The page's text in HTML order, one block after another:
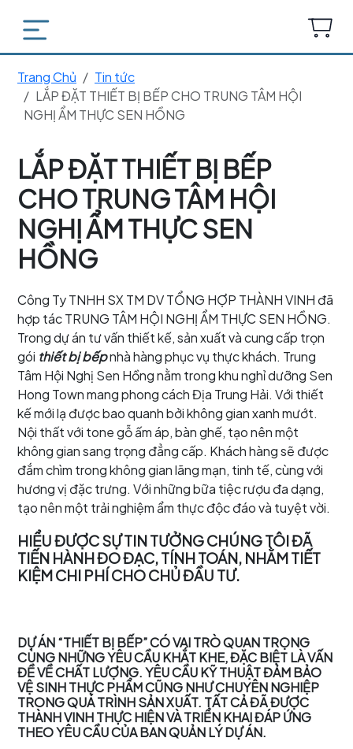
Trang Chủ
Tin tức
LẮP ĐẶT THIẾT BỊ BẾP CHO TRUNG TÂM HỘI
NGHỊ ẨM THỰC SEN HỒNG
LẮP ĐẶT THIẾT BỊ BẾP
CHO TRUNG TÂM HỘI
NGHỊ ẨM THỰC SEN
HỒNG
Công Ty TNHH SX TM DV TỔNG HỢP THÀNH VINH đã
hợp tác TRUNG TÂM HỘI NGHỊ ẨM THỰC SEN HỒNG.
Trong dự án tư vấn thiết kế, sản xuất và cung cấp trọn
gói thiết bị bếpnhà hàng phục vụ thực khách. Trung
Tâm Hội Nghị Sen Hồng nằm trong khu nghỉ dưỡng Sen
Hong Town mang phong cách Địa Trung Hải. Với thiết
kế mới lạ được bao quanh bởi không gian xanh mướt.
Nội thất với tone gỗ ấm áp, bàn ghế, tạo nên một
không gian sang trọng đẳng cấp. Khách hàng sẽ được
đắm chìm trong không gian lãng mạn, tinh tế, cùng với
hương vị đặc trưng. Với những bữa tiệc rượu đa dạng,
tạo nên một trải nghiệm ẩm thực độc đáo và tuyệt vời.
HIỂU ĐƯỢC SỰ TIN TƯỞNG CHÚNG TÔI ĐÃ
TIẾN HÀNH ĐO ĐẠC, TÍNH TOÁN, NHẰM TIẾT
KIỆM CHI PHÍ CHO CHỦ ĐẦU TƯ.
DỰ ÁN “THIẾT BỊ BẾP” CÓ VAI TRÒ QUAN TRỌNG
CÙNG NHỮNG YÊU CẦU KHẮT KHE, ĐẶC BIỆT LÀ VẤN
ĐỀ VỀ CHẤT LƯỢNG. YÊU CẦU KỸ THUẬT ĐẢM BẢO
VỆ SINH THỰC PHẨM CŨNG NHƯ CHUYÊN NGHIỆP
TRONG QUÁ TRÌNH SẢN XUẤT. TẤT CẢ ĐÃ ĐƯỢC
THÀNH VINH THỰC HIỆN VÀ TRIỂN KHAI ĐÁP ỨNG
THEO YÊU CẦU CỦA BAN QUẢN LÝ DỰ ÁN.